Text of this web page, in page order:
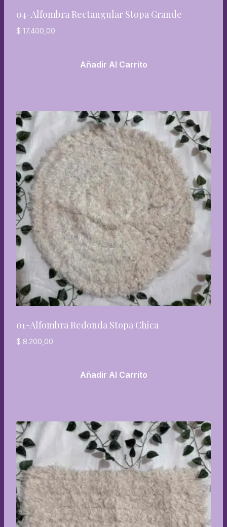
04-Alfombra Rectangular Stopa Grande
$ 17.400,00
Añadir Al Carrito
01-Alfombra Redonda Stopa Chica
$ 8.200,00
Añadir Al Carrito